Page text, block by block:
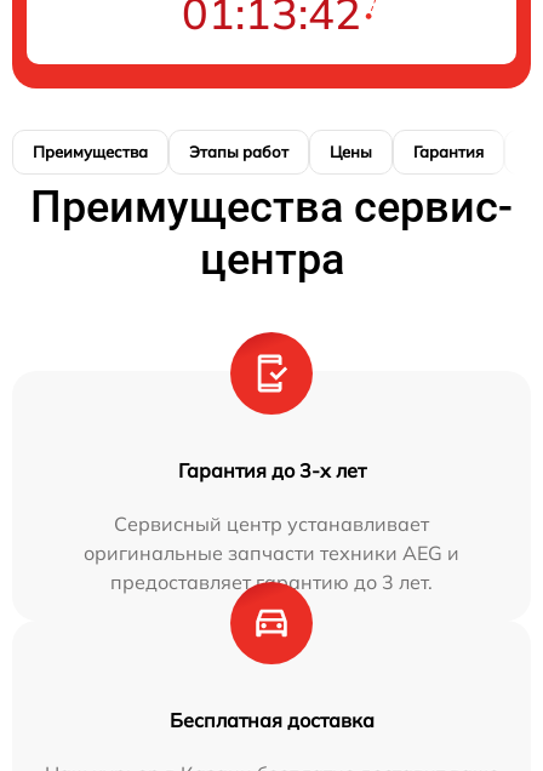
01:13:41
Преимущества Этапы работ Цены Гарантия
Преимущества сервис-
центра
Гарантия до 3-х лет
Сервисный центр устанавливает
оригинальные запчасти техники AEG и
предоставляет гарантию до 3 лет.
Бесплатная доставка